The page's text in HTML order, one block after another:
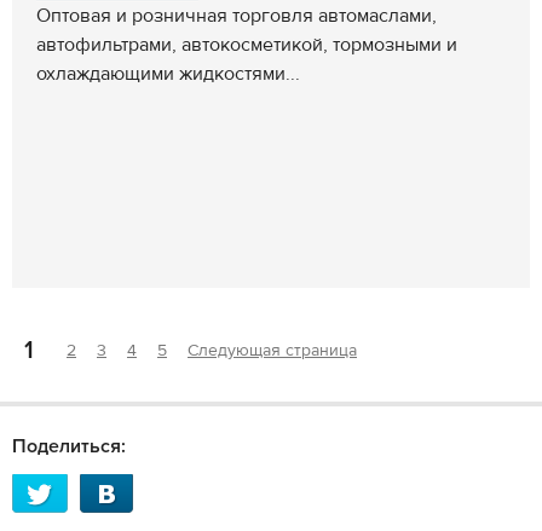
Оптовая и розничная торговля автомаслами,
автофильтрами, автокосметикой, тормозными и
охлаждающими жидкостями...
1 2 3 4 5 Следующая страница
Поделиться: